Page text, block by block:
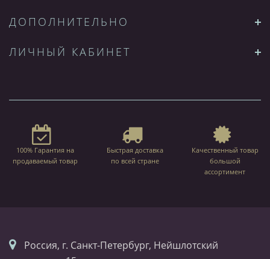
ДОПОЛНИТЕЛЬНО
ЛИЧНЫЙ КАБИНЕТ
100% Гарантия на
продаваемый товар
Быстрая доставка
по всей стране
Качественный товар
большой
ассортимент
Россия, г. Санкт-Петербург, Нейшлотский